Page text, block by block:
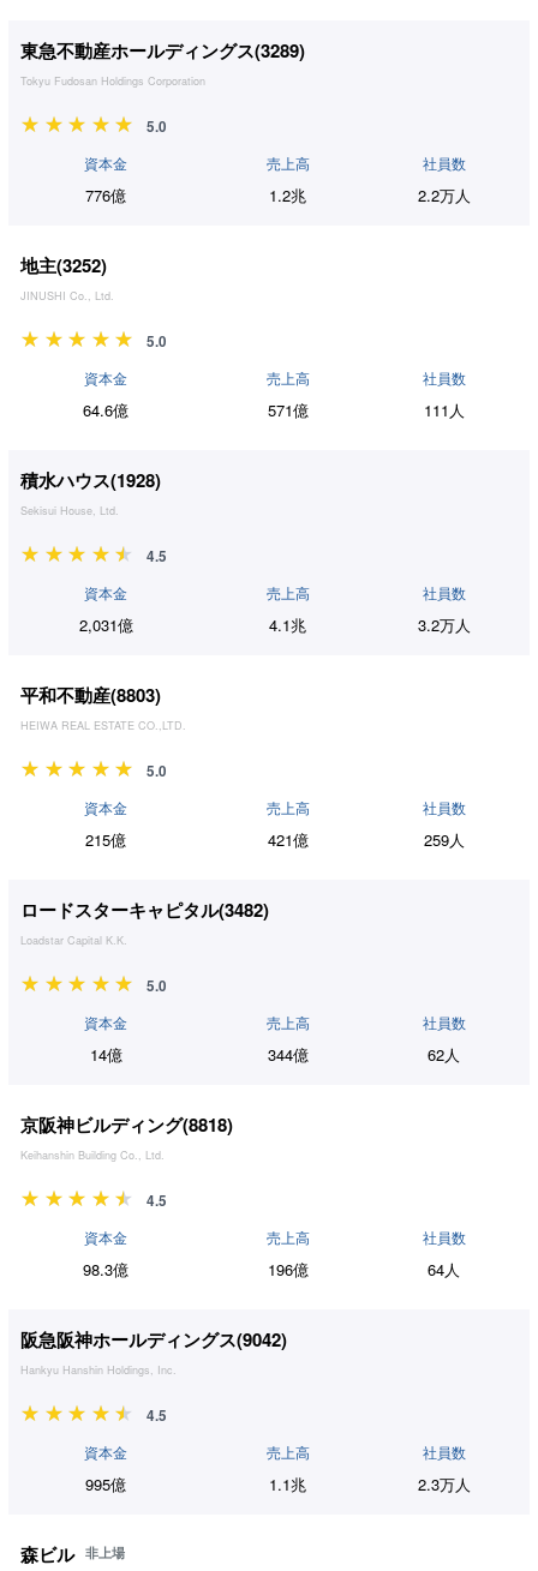
東急不動産ホールディングス(3289)
Tokyu Fudosan Holdings Corporation
5.0
資本金
776億
売上高
1.2兆
社員数
2.2万人
地主(3252)
JINUSHI Co., Ltd.
5.0
資本金
64.6億
売上高
571億
社員数
111人
積水ハウス(1928)
Sekisui House, Ltd.
4.5
資本金
2,031億
売上高
4.1兆
社員数
3.2万人
平和不動産(8803)
HEIWA REAL ESTATE CO.,LTD.
5.0
資本金
215億
売上高
421億
社員数
259人
ロードスターキャピタル(3482)
Loadstar Capital K.K.
5.0
資本金
14億
売上高
344億
社員数
62人
京阪神ビルディング(8818)
Keihanshin Building Co., Ltd.
4.5
資本金
98.3億
売上高
196億
社員数
64人
阪急阪神ホールディングス(9042)
Hankyu Hanshin Holdings, Inc.
4.5
資本金
995億
売上高
1.1兆
社員数
2.3万人
森ビル 非上場